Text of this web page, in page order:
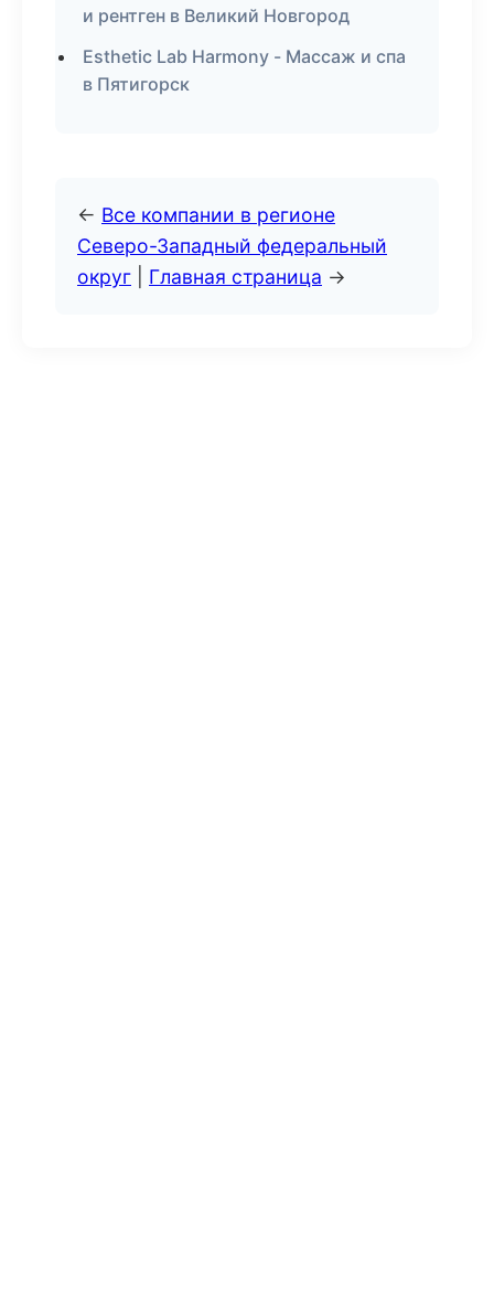
и рентген в Великий Новгород
Esthetic Lab Harmony - Массаж и спа
в Пятигорск
← Все компании в регионе
Северо-Западный федеральный
округ
Главная страница →